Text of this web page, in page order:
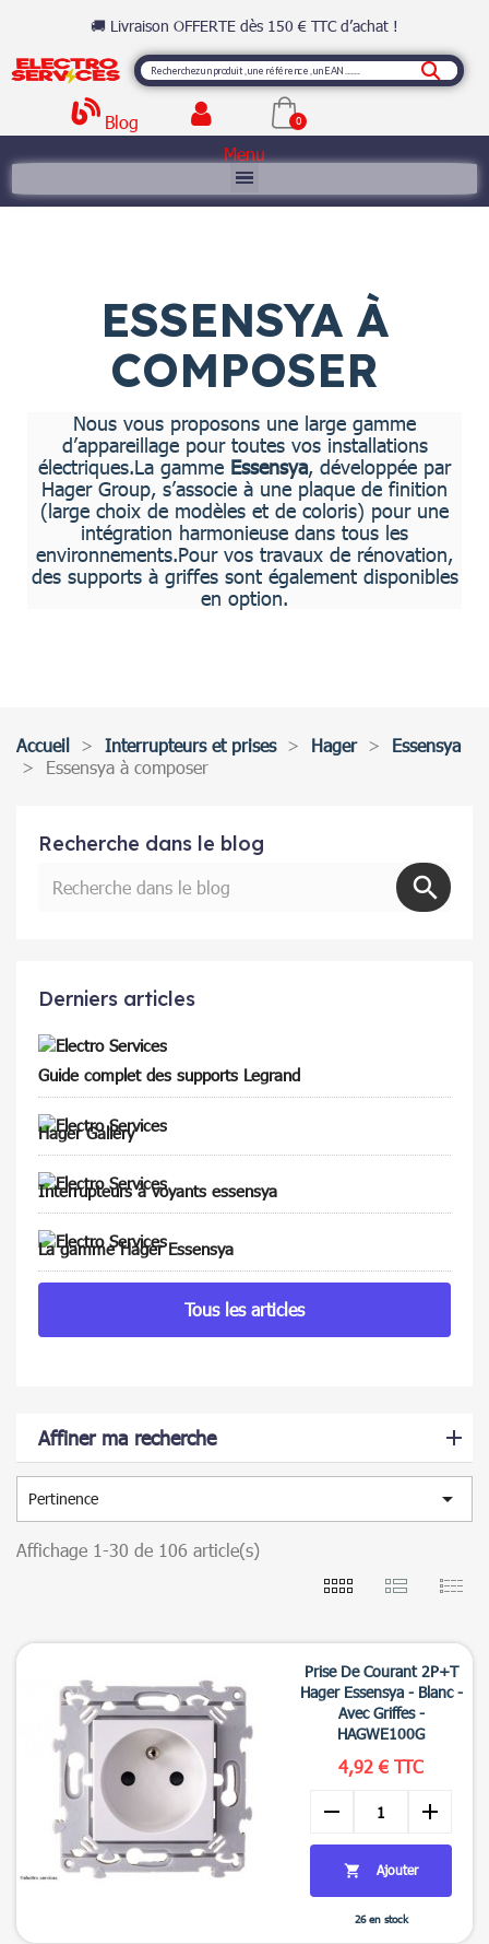
🚚 Livraison OFFERTE dès 150 € TTC d’achat !
Blog
Menu
ESSENSYA À
COMPOSER
Nous vous proposons une large gamme
d’appareillage pour toutes vos installations
électriques.La gamme Essensya, développée par
Hager Group, s’associe à une plaque de finition
(large choix de modèles et de coloris) pour une
intégration harmonieuse dans tous les
environnements.Pour vos travaux de rénovation,
des supports à griffes sont également disponibles
en option.
Accueil Interrupteurs et prises Hager
Essensya
Essensya à composer
Recherche dans le blog
Derniers articles
Guide complet des supports Legrand
Hager Gallery
Interrupteurs à voyants essensya
La gamme Hager Essensya
Tous les articles
Affiner ma recherche
Pertinence 
Affichage 1-30 de 106 article(s)
Prise De Courant 2P+T
Hager Essensya - Blanc -
Avec Griffes -
HAGWE100G
4,92 € TTC
remove add
 Ajouter
26 en stock